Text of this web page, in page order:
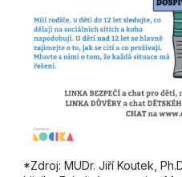
*Zdroj: MUDr. Jiří Koutek,